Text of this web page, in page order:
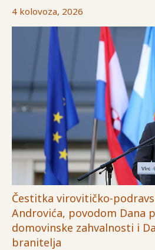
4 kolovoza, 2026
Čestitka virovitičko-
Androvića, povodom Dana
domovinske zahvalnosti i
branitelja